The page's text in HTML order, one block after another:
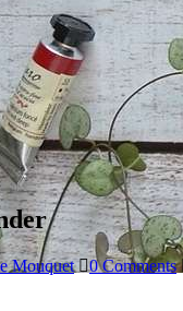
Mouquet
0 Comments